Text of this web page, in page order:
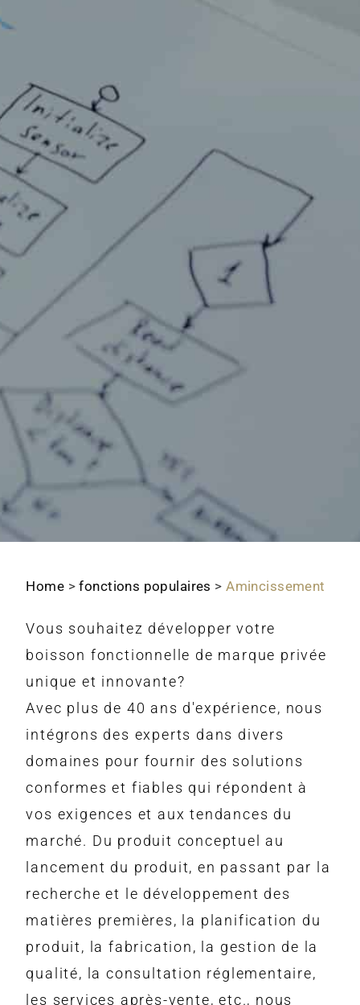
Home >fonctions populaires >Amincissement
Vous souhaitez développer votre
boisson fonctionnelle de marque privée
unique et innovante?
Avec plus de 40 ans d'expérience, nous
intégrons des experts dans divers
domaines pour fournir des solutions
conformes et fiables qui répondent à
vos exigences et aux tendances du
marché. Du produit conceptuel au
lancement du produit, en passant par la
recherche et le développement des
matières premières, la planification du
produit, la fabrication, la gestion de la
qualité, la consultation réglementaire,
les services après-vente, etc., nous